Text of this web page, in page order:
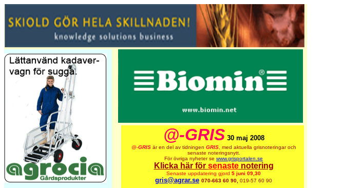
@-GRIS 30 maj 2008
@-GRIS är en del av tidningen GRIS, med aktuella grisnoteringaroch
senaste noteringsnytt.
För övriga nyheter se www.grisportalen.se
Klicka här för senastenotering
Senaste uppdatering gjord 5 juni 09,30
gris@agrar.se 070-663 60 90, 019-57 60 90